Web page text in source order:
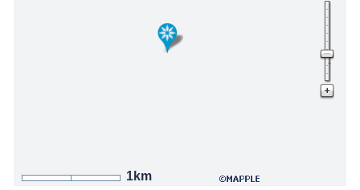
1km